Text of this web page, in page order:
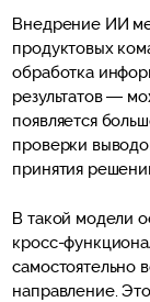
Внедрение ИИ
продуктовых
обработка
результатов —
появляется
проверки
принятия
В такой модели
кросс-
самостоятельно
направление.